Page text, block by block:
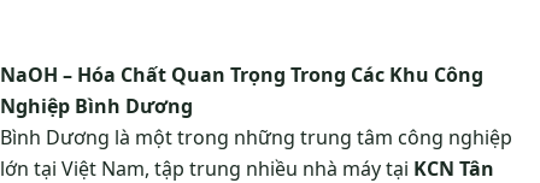
NaOH – Hóa Chất Quan Trọng Trong Các Khu Công
Nghiệp Bình Dương
Bình Dương là một trong những trung tâm công nghiệp
lớn tại Việt Nam, tập trung nhiều nhà máy tại KCN Tân